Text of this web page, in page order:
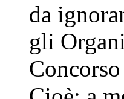
da
gli